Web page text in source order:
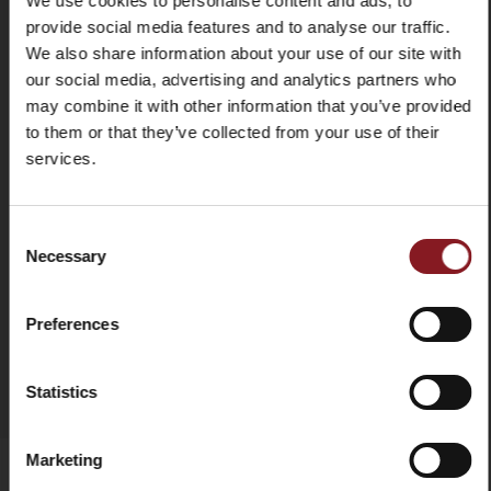
provide social media features and to analyse our traffic.
We also share information about your use of our site with
our social media, advertising and analytics partners who
may combine it with other information that you’ve provided
to them or that they’ve collected from your use of their
services.
Selection
Necessary
Preferences
Statistics
Marketing
Pièces amovibles
Deflecteur de tranche; Plateau de
récupération; Plateau port-
aliment;
Affûteur inclus, avec deux mouvements
AJOUTER AU COMPARATEUR
MANUAL
et bénéficiez immédiatement d'un code de
Restez à jour sur les dernières nouvelles et